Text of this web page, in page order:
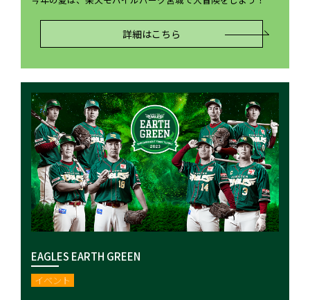
詳細はこちら
EAGLES EARTH GREEN
イベント